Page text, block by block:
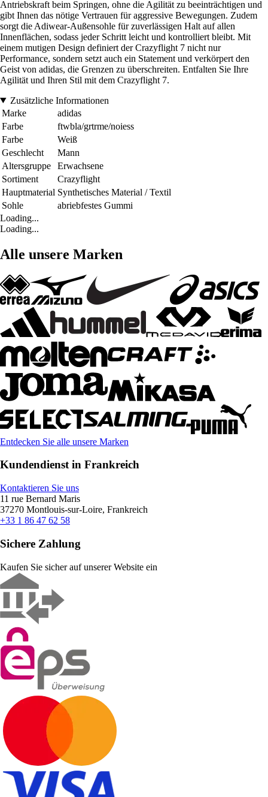
Antriebskraft beim Springen, ohne die Agilität zu beeinträchtigen und
gibt Ihnen das nötige Vertrauen für aggressive Bewegungen. Zudem
sorgt die Adiwear-Außensohle für zuverlässigen Halt auf allen
Innenflächen, sodass jeder Schritt leicht und kontrolliert bleibt. Mit
einem mutigen Design definiert der Crazyflight 7 nicht nur
Performance, sondern setzt auch ein Statement und verkörpert den
Geist von adidas, die Grenzen zu überschreiten. Entfalten Sie Ihre
Agilität und Ihren Stil mit dem Crazyflight 7.
Zusätzliche Informationen
Marke
adidas
Farbe
ftwbla/grtrme/noiess
Farbe
Weiß
Geschlecht
Mann
Altersgruppe
Erwachsene
Sortiment
Crazyflight
Hauptmaterial Synthetisches Material / Textil
Sohle
abriebfestes Gummi
Loading...
Loading...
Alle unsere Marken
Entdecken Sie alle unsere Marken
Kundendienst in Frankreich
Kontaktieren Sie uns
11 rue Bernard Maris
37270 Montlouis-sur-Loire, Frankreich
+33 1 86 47 62 58
Sichere Zahlung
Kaufen Sie sicher auf unserer Website ein